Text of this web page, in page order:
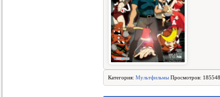
Категория: Мультфильмы Просмотров: